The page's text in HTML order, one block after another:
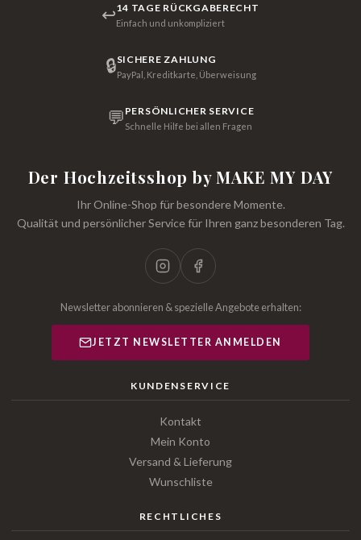
↩14 TAGE RÜCKGABERECHT
Einfach und unkompliziert
🔒SICHERE ZAHLUNG
PayPal, Kreditkarte, Überweisung
💬 PERSÖNLICHER SERVICE
Schnelle Hilfe bei allen Fragen
Der Hochzeitsshop by MAKE MY DAY
Ihr Online-Shop für besondere Momente.
Qualität und persönlicher Service für Ihren ganz besonderen Tag.
Newsletter abonnieren & spezielle Angebote erhalten:
JETZT NEWSLETTER ANMELDEN
KUNDENSERVICE
Kontakt
Mein Konto
Versand & Lieferung
Wunschliste
RECHTLICHES